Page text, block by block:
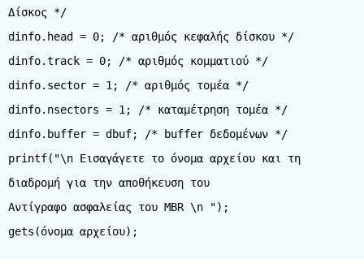
Δίσκος */
dinfo.head = 0; /* αριθμός κεφαλής δίσκου */
dinfo.track = 0; /* αριθμός κομματιού */
dinfo.sector = 1; /* αριθμός τομέα */
dinfo.nsectors = 1; /* καταμέτρηση τομέα */
dinfo.buffer = dbuf; /* buffer δεδομένων */
printf("\n Εισαγάγετε το όνομα αρχείου και τη
διαδρομή για την αποθήκευση του
Αντίγραφο ασφαλείας του MBR \n ");